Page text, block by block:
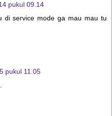
pukul 09.14
di service mode ga mau mau tu
pukul 11.05